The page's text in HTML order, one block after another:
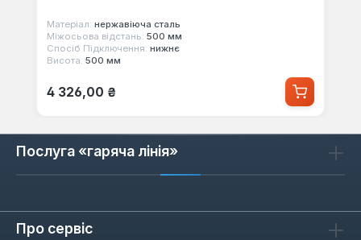
Матеріал: нержавіюча сталь
Міжосьова відстань: 500 мм
Спосіб Підключення: нижнє
Висота: 500 мм
Звичайна ціна:
4 326,00 ₴
Послуга «гаряча лінія»
Про сервіс